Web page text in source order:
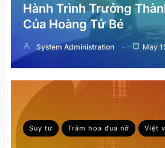
Hành Trình Trưởng
Của Hoàng Tử Bé
System Administration May
Suy tư Trăm hoa đua nở Việt